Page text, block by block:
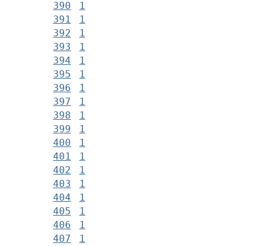
390
1
391
1
392
1
393
1
394
1
395
1
396
1
397
1
398
1
399
1
400
1
401
1
402
1
403
1
404
1
405
1
406
1
407
1